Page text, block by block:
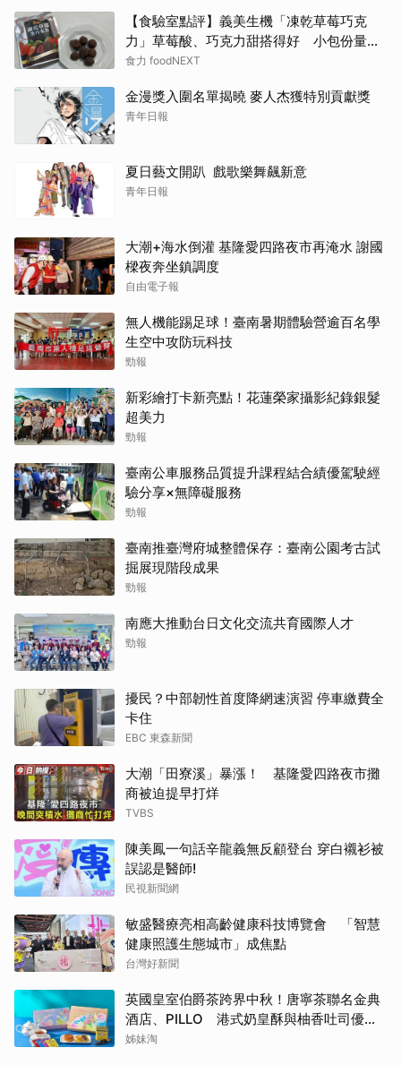
【食驗室點評】義美生機「凍乾草莓巧克
力」草莓酸、巧克力甜搭得好 小包份量能
否撐起價格成考驗
食力 foodNEXT
金漫獎入圍名單揭曉 麥人杰獲特別貢獻獎
青年日報
夏日藝文開趴 戲歌樂舞飆新意
青年日報
大潮+海水倒灌 基隆愛四路夜市再淹水 謝國
樑夜奔坐鎮調度
自由電子報
無人機能踢足球！臺南暑期體驗營逾百名學
生空中攻防玩科技
勁報
新彩繪打卡新亮點！花蓮榮家攝影紀錄銀髮
超美力
勁報
臺南公車服務品質提升課程結合績優駕駛經
驗分享×無障礙服務
勁報
臺南推臺灣府城整體保存：臺南公園考古試
掘展現階段成果
勁報
南應大推動台日文化交流共育國際人才
勁報
擾民？中部韌性首度降網速演習 停車繳費全
卡住
EBC 東森新聞
大潮「田寮溪」暴漲！ 基隆愛四路夜市攤
商被迫提早打烊
TVBS
陳美鳳一句話辛龍義無反顧登台 穿白襯衫被
誤認是醫師!
民視新聞網
敏盛醫療亮相高齡健康科技博覽會 「智慧
健康照護生態城市」成焦點
台灣好新聞
英國皇室伯爵茶跨界中秋！唐寧茶聯名金典
酒店、PILLO 港式奶皇酥與柚香吐司優雅
登場
姊妹淘